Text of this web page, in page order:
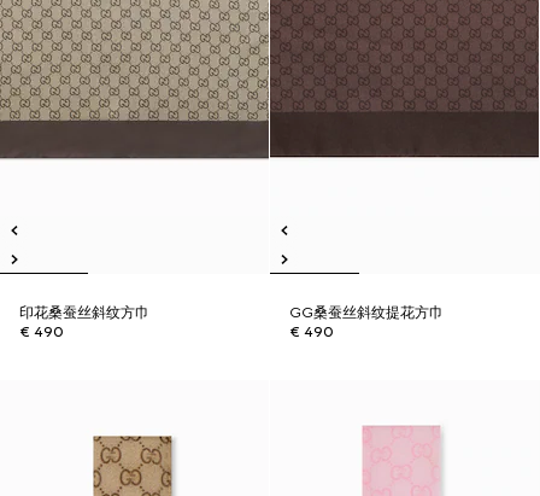
印花桑蚕丝斜纹方巾
€ 490
GG桑蚕丝斜纹提花方巾
€ 490